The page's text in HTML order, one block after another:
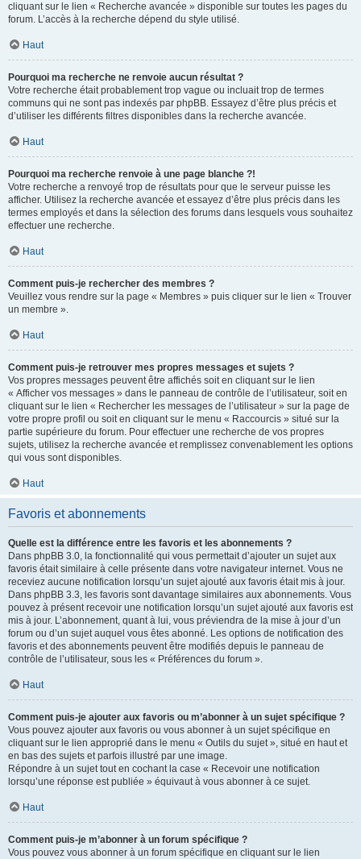
cliquant sur le lien « Recherche avancée » disponible sur toutes les pages du
forum. L’accès à la recherche dépend du style utilisé.
Haut
Pourquoi ma recherche ne renvoie aucun résultat ?
Votre recherche était probablement trop vague ou incluait trop de termes
communs qui ne sont pas indexés par phpBB. Essayez d’être plus précis et
d’utiliser les différents filtres disponibles dans la recherche avancée.
Haut
Pourquoi ma recherche renvoie à une page blanche ?!
Votre recherche a renvoyé trop de résultats pour que le serveur puisse les
afficher. Utilisez la recherche avancée et essayez d’être plus précis dans les
termes employés et dans la sélection des forums dans lesquels vous souhaitez
effectuer une recherche.
Haut
Comment puis-je rechercher des membres ?
Veuillez vous rendre sur la page « Membres » puis cliquer sur le lien « Trouver
un membre ».
Haut
Comment puis-je retrouver mes propres messages et sujets ?
Vos propres messages peuvent être affichés soit en cliquant sur le lien
« Afficher vos messages » dans le panneau de contrôle de l’utilisateur, soit en
cliquant sur le lien « Rechercher les messages de l’utilisateur » sur la page de
votre propre profil ou soit en cliquant sur le menu « Raccourcis » situé sur la
partie supérieure du forum. Pour effectuer une recherche de vos propres
sujets, utilisez la recherche avancée et remplissez convenablement les options
qui vous sont disponibles.
Haut
Favoris et abonnements
Quelle est la différence entre les favoris et les abonnements ?
Dans phpBB 3.0, la fonctionnalité qui vous permettait d’ajouter un sujet aux
favoris était similaire à celle présente dans votre navigateur internet. Vous ne
receviez aucune notification lorsqu’un sujet ajouté aux favoris était mis à jour.
Dans phpBB 3.3, les favoris sont davantage similaires aux abonnements. Vous
pouvez à présent recevoir une notification lorsqu’un sujet ajouté aux favoris est
mis à jour. L’abonnement, quant à lui, vous préviendra de la mise à jour d’un
forum ou d’un sujet auquel vous êtes abonné. Les options de notification des
favoris et des abonnements peuvent être modifiés depuis le panneau de
contrôle de l’utilisateur, sous les « Préférences du forum ».
Haut
Comment puis-je ajouter aux favoris ou m’abonner à un sujet spécifique ?
Vous pouvez ajouter aux favoris ou vous abonner à un sujet spécifique en
cliquant sur le lien approprié dans le menu « Outils du sujet », situé en haut et
en bas des sujets et parfois illustré par une image.
Répondre à un sujet tout en cochant la case « Recevoir une notification
lorsqu’une réponse est publiée » équivaut à vous abonner à ce sujet.
Haut
Comment puis-je m’abonner à un forum spécifique ?
Vous pouvez vous abonner à un forum spécifique en cliquant sur le lien